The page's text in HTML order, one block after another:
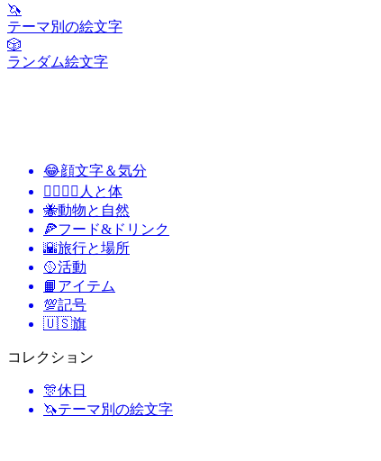
🦄
テーマ別の絵文字
🎲
ランダム絵文字
😂顔文字＆気分
👩‍❤️‍💋‍👨 人と体
🐝動物と自然
🍕フード&ドリンク
🌇旅行と場所
🥎活動
📙 アイテム
💯記号
🇺🇸旗
コレクション
🎊休日
🦄テーマ別の絵文字